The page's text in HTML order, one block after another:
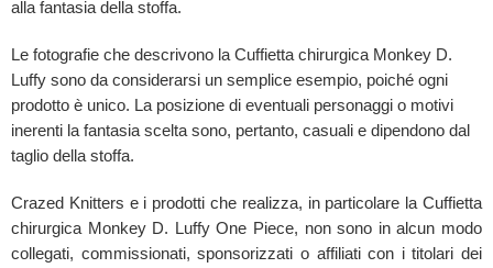
alla fantasia della stoffa.
Le fotografie che descrivono la Cuffietta chirurgica Monkey D.
Luffy sono da considerarsi un semplice esempio, poiché ogni
prodotto è unico. La posizione di eventuali personaggi o motivi
inerenti la fantasia scelta sono, pertanto, casuali e dipendono dal
taglio della stoffa.
Crazed Knitters e i prodotti che realizza, in particolare la Cuffietta
chirurgica Monkey D. Luffy One Piece, non sono in alcun modo
collegati, commissionati, sponsorizzati o affiliati con i titolari dei